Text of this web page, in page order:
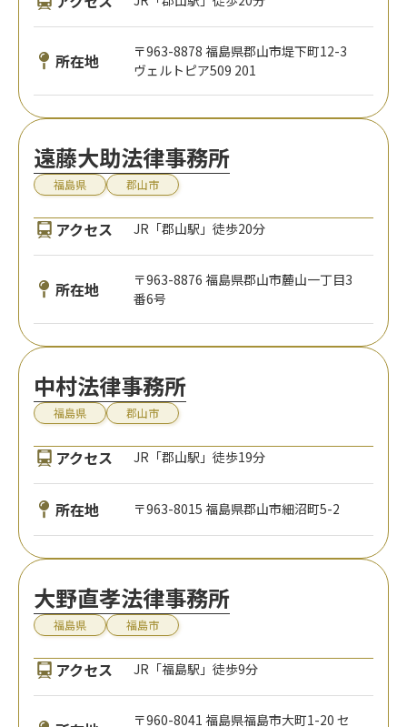
所在地
〒963-8878 福島県郡山市堤下町12-3
ヴェルトピア509 201
遠藤大助法律事務所
福島県 郡山市
アクセス JR「郡山駅」徒歩20分
所在地
〒963-8876 福島県郡山市麓山一丁目3
番6号
中村法律事務所
福島県 郡山市
アクセス JR「郡山駅」徒歩19分
所在地 〒963-8015 福島県郡山市細沼町5-2
大野直孝法律事務所
福島県 福島市
アクセス JR「福島駅」徒歩9分
〒960-8041 福島県福島市大町1-20 セ